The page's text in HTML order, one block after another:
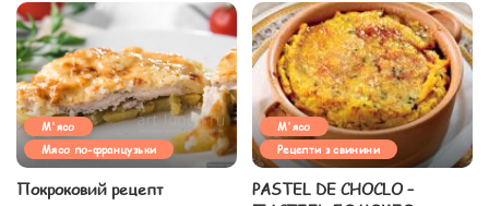
М'ясо
Мясо по-французьки
Покроковий рецепт
М'ясо
Рецепти з свинини
PASTEL DE CHOCLO –